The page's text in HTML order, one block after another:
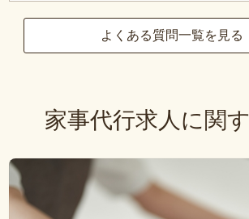
よくある質問一覧を見る
家事代行求人に関